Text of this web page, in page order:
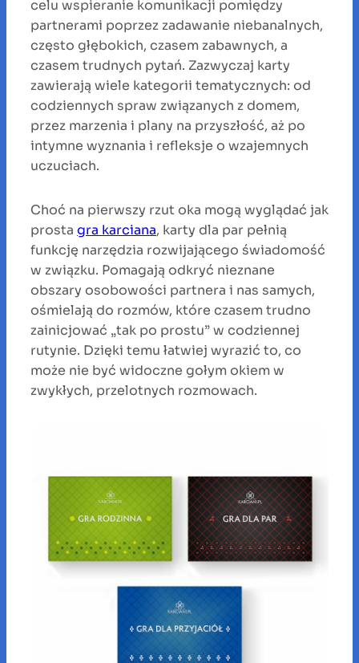
celu wspieranie komunikacji pomiędzy
partnerami poprzez zadawanie niebanalnych,
często głębokich, czasem zabawnych, a
czasem trudnych pytań. Zazwyczaj karty
zawierają wiele kategorii tematycznych: od
codziennych spraw związanych z domem,
przez marzenia i plany na przyszłość, aż po
intymne wyznania i refleksje o wzajemnych
uczuciach.
Choć na pierwszy rzut oka mogą wyglądać jak
prosta gra karciana, karty dla par pełnią
funkcję narzędzia rozwijającego świadomość
w związku. Pomagają odkryć nieznane
obszary osobowości partnera i nas samych,
ośmielają do rozmów, które czasem trudno
zainicjować „tak po prostu” w codziennej
rutynie. Dzięki temu łatwiej wyrazić to, co
może nie być widoczne gołym okiem w
zwykłych, przelotnych rozmowach.